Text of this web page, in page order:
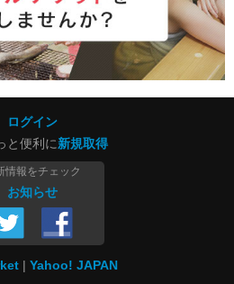
ログイン
と便利に新規取得
情報をチェック
お知らせ
Yahoo! JAPAN